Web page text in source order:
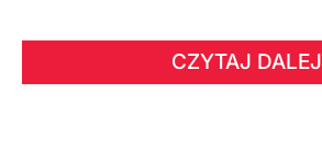
CZYTAJ DALEJ